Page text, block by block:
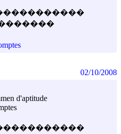
�������
d'aptitude
02/10/2008